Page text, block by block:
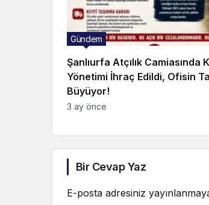
Şanlıurfa Atçılık Camiasında
Yönetimi İhraç Edildi, Ofisin
Büyüyor!
Gündem
3 ay önce
Bir Cevap Yaz
E-posta adresiniz